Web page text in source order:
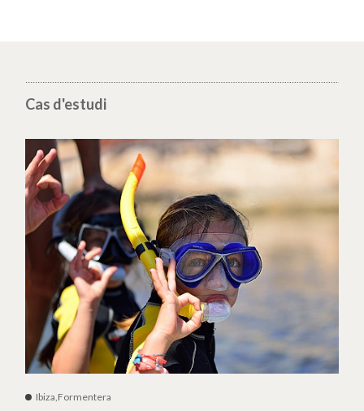
Cas d'estudi
Ibiza,Formentera